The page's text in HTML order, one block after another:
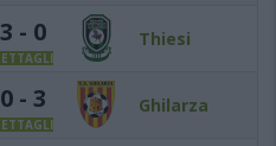
3 - 0 Thiesi
0 - 3 Ghilarza